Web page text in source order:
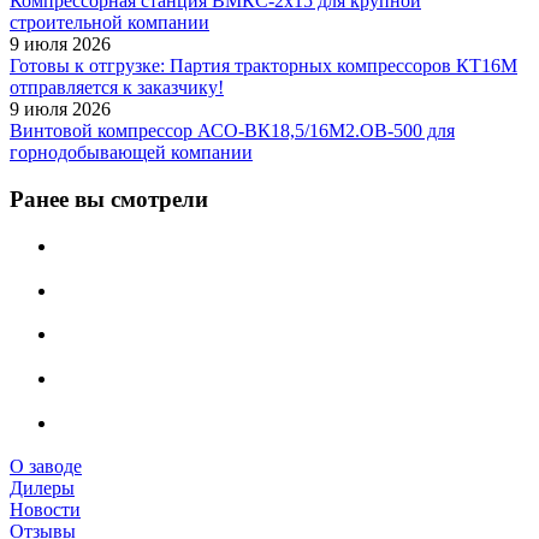
строительной компании
9 июля 2026
Готовы к отгрузке: Партия тракторных компрессоров КТ16М
отправляется к заказчику!
9 июля 2026
Винтовой компрессор АСО-ВК18,5/16М2.ОВ-500 для
горнодобывающей компании
Ранее вы смотрели
О заводе
Дилеры
Новости
Отзывы